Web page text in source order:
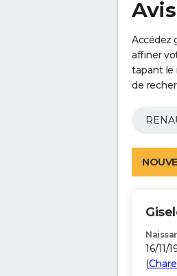
Accédez
affiner
tapant le
de
16/11/
(